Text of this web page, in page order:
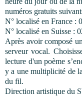
numéros gratuits
N° localisé en France :
N° localisé en Suisse :
Après avoir composé
serveur vocal.
lecture d'un poème
y a une multiplicité de
du fil.
Direction artistique du